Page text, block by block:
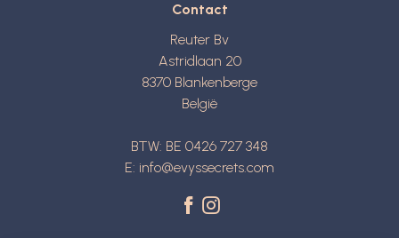
Contact
Reuter Bv
Astridlaan 20
8370 Blankenberge
België
BTW: BE 0426 727 348
E: info@evyssecrets.com